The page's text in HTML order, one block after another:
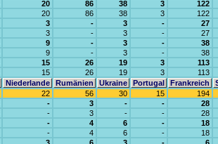
20 86 38 3
122
20 86 38 3
122
3 - 3 -
27
3 - 3 -
27
9 - 3 -
38
9 - 3 -
38
15 26 19 3
113
15 26 19 3
113
Niederlande Rumänien Ukraine Portugal Frankreich
22 56 30 15
194
- 3 - -
28
- 3 - -
28
- 4 6 -
18
- 4 6 -
18